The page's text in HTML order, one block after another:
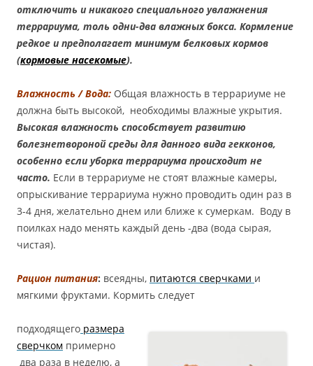
отключить и никакого специального увлажнения
террариума, толь одни-два влажных бокса. Кормление
редкое и предполагает минимум белковых кормов
(кормовые насекомые).
Влажность / Вода: Общая влажность в террариуме не
должна быть высокой, необходимы влажные укрытия.
Высокая влажность способствует развитию
болезнетвороной среды для данного вида гекконов,
особенно если уборка террариума происходит не
часто. Если в террариуме не стоят влажные камеры,
опрыскивание террариума нужно проводить один раз в
3-4 дня, желательно днем или ближе к сумеркам. Воду в
поилках надо менять каждый день -два (вода сырая,
чистая).
Рацион питания: всеядны, питаются сверчками и
мягкими фруктами. Кормить следует
подходящего размера
сверчком примерно
два раза в неделю, а